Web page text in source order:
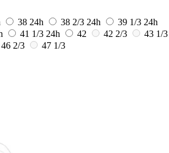
38 24h 38 2/3 24h 39 1/3 24h
41 1/3 24h 42 42 2/3
43 1/3
46 2/3
47 1/3